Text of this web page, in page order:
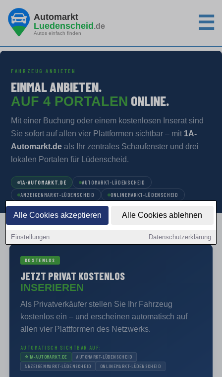
Alle Cookies akzeptieren Alle Cookies ablehnen
Einstellungen Datenschutzerklärung
Automarkt
Luedenscheid.de
Autos einfach finden ☰
FAHRZEUG ANBIETEN
EINMAL ANBIETEN.
AUF 4 PORTALEN ONLINE.
Mit einer Buchung oder einem kostenlosen Inserat sind
Sie sofort auf allen vier Plattformen sichtbar – mit 1A-
Automarkt.de als Ihr zentrales Schaufenster und drei
lokalen Portalen für Lüdenscheid.
1A-AUTOMARKT.DE
AUTOMARKT-LÜDENSCHEID
ANZEIGENMARKT-LÜDENSCHEID
ONLINEMARKT-LÜDENSCHEID
KOSTENLOS
JETZT PRIVAT KOSTENLOS
INSERIEREN
Als Privatverkäufer stellen Sie Ihr Fahrzeug
kostenlos ein – und erscheinen automatisch auf
allen vier Plattformen des Netzwerks.
AUTOMATISCH SICHTBAR AUF:
⭐ 1A-AUTOMARKT.DE
AUTOMARKT-LÜDENSCHEID
ANZEIGENMARKT-LÜDENSCHEID
ONLINEMARKT-LÜDENSCHEID